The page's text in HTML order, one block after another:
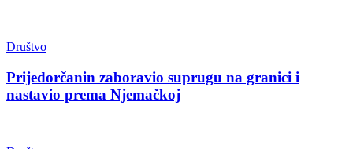
Društvo
Prijedorčanin zaboravio suprugu na granici i
nastavio prema Njemačkoj